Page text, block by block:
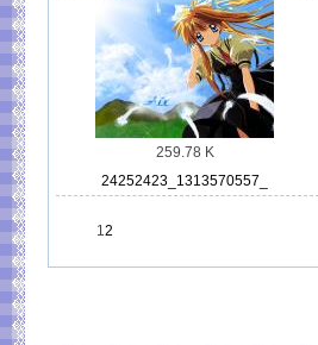
259.78 K
24252423_1313570557_
12